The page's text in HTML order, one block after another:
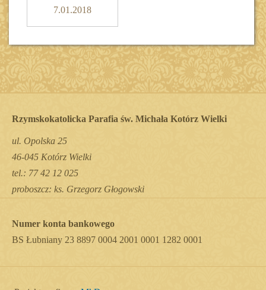
7.01.2018
Rzymskokatolicka Parafia św. Michała Kotórz Wielki
ul. Opolska 25
46-045 Kotórz Wielki
tel.: 77 42 12 025
proboszcz: ks. Grzegorz Głogowski
Numer konta bankowego
BS Łubniany 23 8897 0004 2001 0001 1282 0001